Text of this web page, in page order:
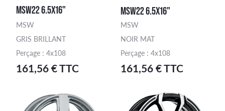
MSW22 6.5X16"
MSW
GRIS BRILLANT
Perçage : 4x108
161,56 € TTC
MSW22 6.5X16"
MSW
NOIR MAT
Perçage : 4x108
161,56 € TTC